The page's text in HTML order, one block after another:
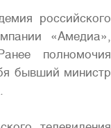
российского
«Амедиа»,
полномочия
бывший министр